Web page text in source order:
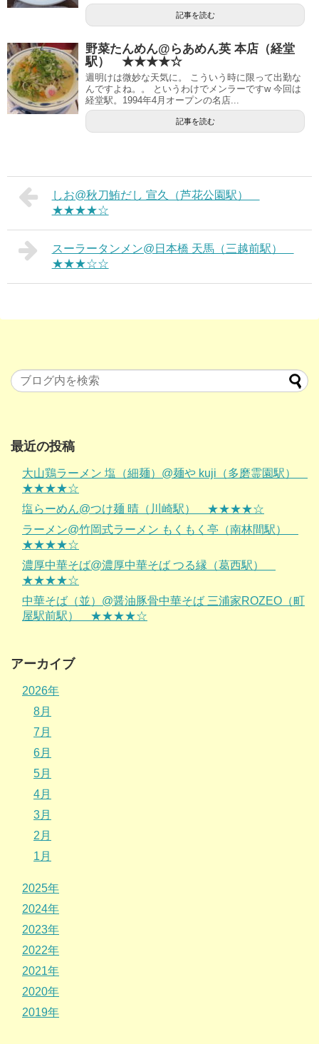
記事を読む
野菜たんめん@らあめん英 本店（経堂
駅） ★★★★☆
週明けは微妙な天気に。 こういう時に限って出勤な
んですよね。。 というわけでメンラーですw 今回は
経堂駅。1994年4月オープンの名店...
記事を読む
しお@秋刀鮪だし 宣久（芦花公園駅）
★★★★☆
スーラータンメン@日本橋 天馬（三越前駅）
★★★☆☆
最近の投稿
大山鶏ラーメン 塩（細麺）@麺や kuji（多磨霊園駅）
★★★★☆
塩らーめん@つけ麺 晴（川崎駅） ★★★★☆
ラーメン@竹岡式ラーメン もくもく亭（南林間駅）
★★★★☆
濃厚中華そば@濃厚中華そば つる縁（葛西駅）
★★★★☆
中華そば（並）@醤油豚骨中華そば 三浦家ROZEO（町
屋駅前駅） ★★★★☆
アーカイブ
2026年
8月
7月
6月
5月
4月
3月
2月
1月
2025年
2024年
2023年
2022年
2021年
2020年
2019年